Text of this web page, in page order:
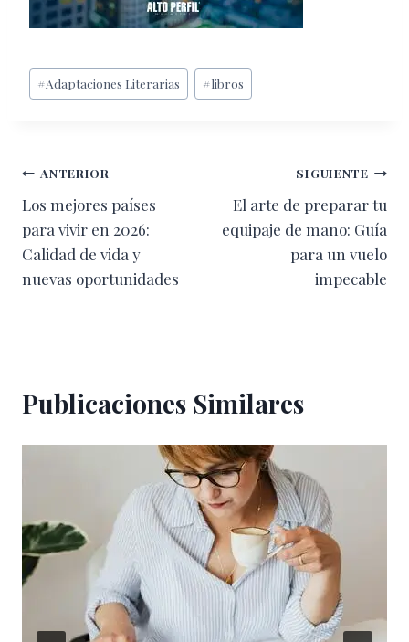
Etiquetas
de
#Adaptaciones Literarias #libros
Navegación
de
entradas
ANTERIOR
Los mejores países
para vivir en 2026:
Calidad de vida y
nuevas oportunidades
SIGUIENTE
El arte de preparar tu
equipaje de mano: Guía
para un vuelo
impecable
Publicaciones Similares